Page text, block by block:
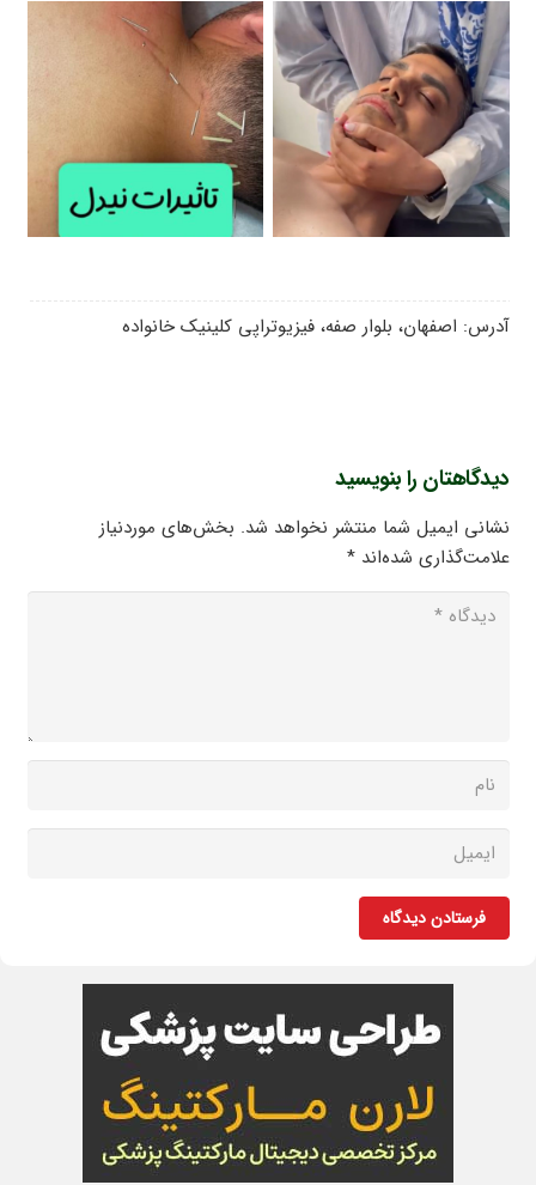
آدرس: اصفهان، بلوار صفه، فیزیوتراپی کلینیک خانواده
دیدگاهتان را بنویسید
نشانی ایمیل شما منتشر نخواهد شد. بخش‌های موردنیاز
علامت‌گذاری شده‌اند*
فرستادن دیدگاه